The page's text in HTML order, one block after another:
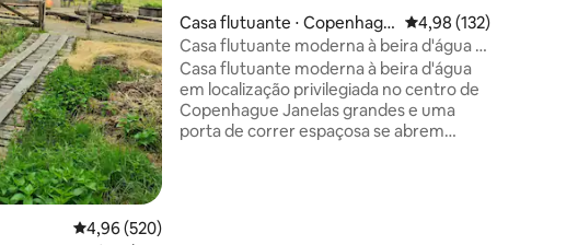
avaliações
4,96 de uma avaliação média de 5, 520 avaliações
4,96 (520)
Casa flutuante ⋅ Copenhagu
e
4,98 de uma avaliação
4,98 (132)
Casa flutuante moderna à beira d'água ·
Região central nobre
Casa flutuante moderna à beira d'água
em localização privilegiada no centro de
Copenhague Janelas grandes e uma
porta de correr espaçosa se abrem